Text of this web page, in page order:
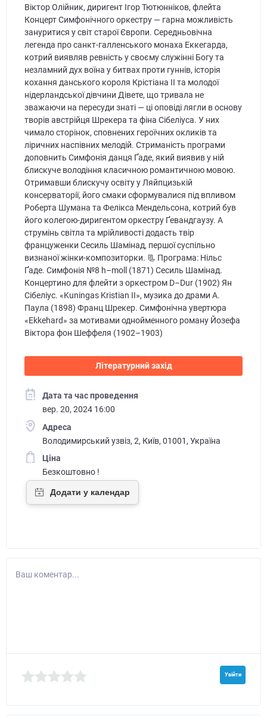
Віктор Олійник, диригент Ігор Тютюнніков, флейта
Концерт Симфонічного оркестру — гарна можливість
зануритися у світ старої Європи. Середньовічна
легенда про санкт-галленського монаха Еккегарда,
котрий виявляв ревність у своєму служінні Богу та
незламний дух воїна у битвах проти гуннів, історія
кохання данського короля Крістіана ІІ та молодої
нідерландської дівчини Дівете, що тривала не
зважаючи на пересуди знаті — ці оповіді лягли в основу
творів австрійця Шрекера та фіна Сібеліуса. У них
чимало сторінок, сповнених героїчних окликів та
ліричних наспівних мелодій. Стриманість програми
доповнить Симфонія данця Ґаде, який виявив у ній
блискуче володіння класичною романтичною мовою.
Отримавши блискучу освіту у Ляйпцизькій
консерваторії, його смаки сформувалися під впливом
Роберта Шумана та Фелікса Мендельсона, котрий був
його колегою-диригентом оркестру Ґевандгаузу. А
струмінь світла та мрійливості додасть твір
француженки Сесиль Шамінад, першої суспільно
визнаної жінки-композиторки. 📃 Програма: Нільс
Ґаде. Симфонія №8 h–moll (1871) Сесиль Шамінад.
Концертино для флейти з оркестром D–Dur (1902) Ян
Сібеліус. «Kuningas Kristian II», музика до драми А.
Паула (1898) Франц Шрекер. Симфонічна увертюра
«Ekkehard» за мотивами однойменного роману Йозефа
Віктора фон Шеффеля (1902–1903)
Літературний захід
Дата та час проведення
вер. 20, 2024 16:00
Адреса
Володимирський узвіз, 2, Київ, 01001, Україна
Ціна
Безкоштовно !
Ваш коментар...
Увійти